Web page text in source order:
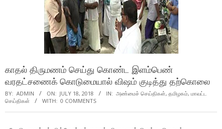
காதல் திருமணம் செய்து கொண்ட இளம்பெண்
வரதட்சணைக் கொடுமையால் விஷம் குடித்து தற்கொலை
BY: ADMIN ON: JULY 18, 2018 IN: அண்மைச் செய்திகள், தமிழகம், மாவட்ட
செய்திகள்
WITH: 0 COMMENTS